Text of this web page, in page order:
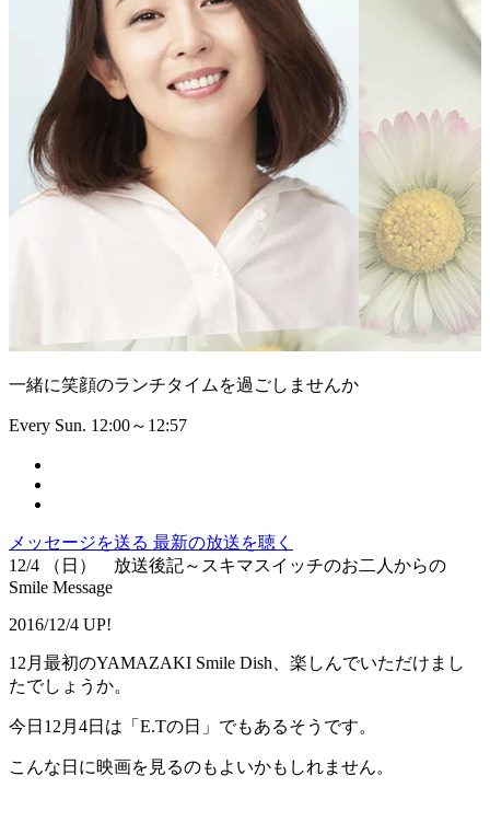
一緒に笑顔のランチタイムを過ごしませんか
Every Sun. 12:00～12:57
メッセージを送る 最新の放送を聴く
12/4 （日） 放送後記～スキマスイッチのお二人からの
Smile Message
2016/12/4 UP!
12月最初のYAMAZAKI Smile Dish、楽しんでいただけまし
たでしょうか。
今日12月4日は「E.Tの日」でもあるそうです。
こんな日に映画を見るのもよいかもしれません。